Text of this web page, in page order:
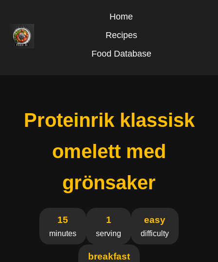
Home
Recipes
Food Database
Proteinrik klassisk
omelett med
grönsaker
15
minutes
1
serving
easy
difficulty
breakfast